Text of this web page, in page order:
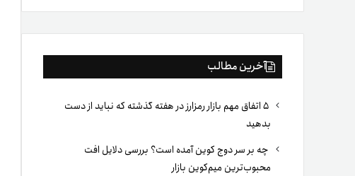
بوک
آخرین مطالب
۵ اتفاق مهم بازار رمزارز در هفته گذشته که نباید از دست
بدهید
چه بر سر دوج کوین آمده است؟ بررسی دلایل افت
محبوب‌ترین میم‌کوین بازار